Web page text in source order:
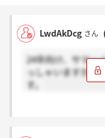
LwdAkDcg さん
24卒向け、サマー
っしゃいますか？
す。